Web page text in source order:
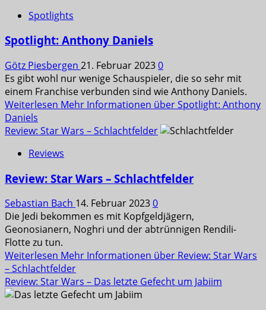
Spotlights
Spotlight: Anthony Daniels
Götz Piesbergen 21. Februar 20230
Es gibt wohl nur wenige Schauspieler, die so sehr mit
einem Franchise verbunden sind wie Anthony Daniels.
Weiterlesen Mehr Informationen über Spotlight: Anthony
Daniels
Review: Star Wars – Schlachtfelder
Reviews
Review: Star Wars – Schlachtfelder
Sebastian Bach 14. Februar 20230
Die Jedi bekommen es mit Kopfgeldjägern,
Geonosianern, Noghri und der abtrünnigen Rendili-
Flotte zu tun.
Weiterlesen Mehr Informationen über Review: Star Wars
– Schlachtfelder
Review: Star Wars – Das letzte Gefecht um Jabiim